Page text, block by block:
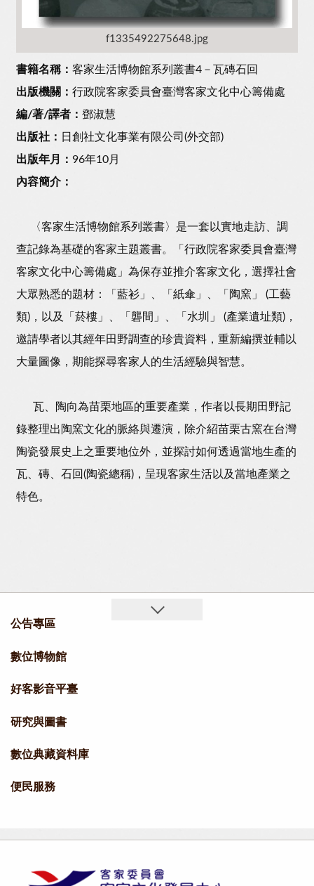
f1335492275648.jpg
書籍名稱： 客家生活博物館系列叢書4－瓦磚石回
出版機關： 行政院客家委員會臺灣客家文化中心籌備處
編/著/譯者： 鄧淑慧
出版社： 日創社文化事業有限公司(外交部)
出版年月： 96年10月
內容簡介：
〈客家生活博物館系列叢書〉是一套以實地走訪、調
查記錄為基礎的客家主題叢書。「行政院客家委員會臺灣
客家文化中心籌備處」為保存並推介客家文化，選擇社會
大眾熟悉的題材：「藍衫」、「紙傘」、「陶窯」 (工藝
類)，以及「菸樓」、「礱間」、「水圳」 (產業遺址類)，
邀請學者以其經年田野調查的珍貴資料，重新編撰並輔以
大量圖像，期能探尋客家人的生活經驗與智慧。
瓦、陶向為苗栗地區的重要產業，作者以長期田野記
錄整理出陶窯文化的脈絡與遷演，除介紹苗栗古窯在台灣
陶瓷發展史上之重要地位外，並探討如何透過當地生產的
瓦、磚、石回(陶瓷總稱)，呈現客家生活以及當地產業之
特色。
公告專區
數位博物館
好客影音平臺
研究與圖書
數位典藏資料庫
便民服務